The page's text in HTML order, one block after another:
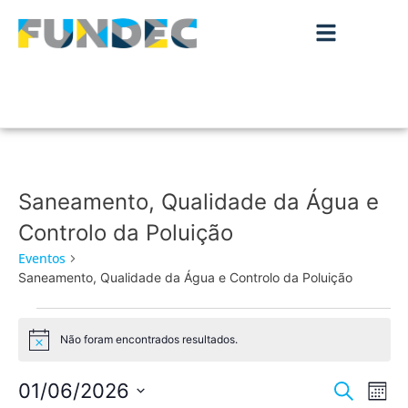
Saneamento, Qualidade da Água e
Controlo da Poluição
Eventos
Saneamento, Qualidade da Água e Controlo da Poluição
Aviso Não foram encontrados resultados.
Pesquisar
Mês
01/06/2026